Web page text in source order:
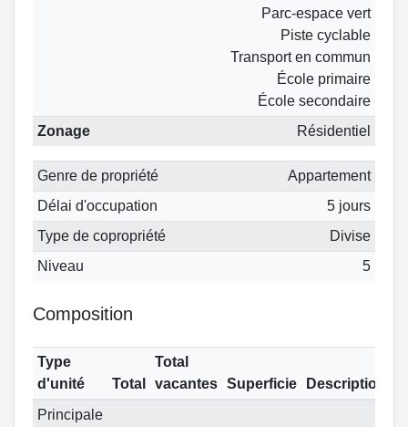
Parc-espace vert
Piste cyclable
Transport en commun
École primaire
École secondaire
Zonage
Résidentiel
Genre de propriété
Appartement
Délai d'occupation
5 jours
Type de copropriété
Divise
Niveau
5
Composition
Type
d'unité
Total
Total
vacantes
Superficie
Description
Principale